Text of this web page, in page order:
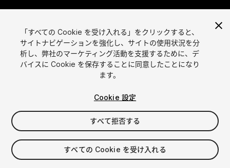
English
简体中文
한국어
アセットを販売
販売審査ガイドライン
Asset Store Tools
アセットを見つける
最も人気のアセット
無料人気アセット
アフィリエイト
プログラムの内容
リンクメーカー
「すべての Cookie を受け入れる」をクリックすると、
サイトナビゲーションを強化し、サイトの使用状況を分
析し、弊社のマーケティング活動を支援するために、デ
バイスに Cookie を保存することに同意したことになり
ます。
Cookie 設定
すべて拒否する
すべての Cookie を受け入れる